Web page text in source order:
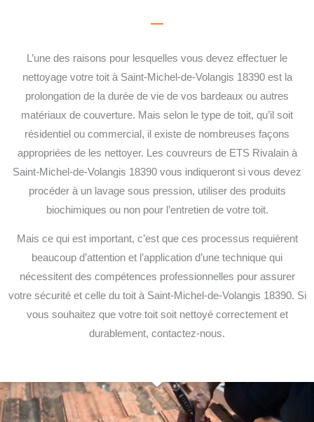
L’une des raisons pour lesquelles vous devez effectuer le
nettoyage votre toit à Saint-Michel-de-Volangis 18390 est la
prolongation de la durée de vie de vos bardeaux ou autres
matériaux de couverture. Mais selon le type de toit, qu’il soit
résidentiel ou commercial, il existe de nombreuses façons
appropriées de les nettoyer. Les couvreurs de ETS Rivalain à
Saint-Michel-de-Volangis 18390 vous indiqueront si vous devez
procéder à un lavage sous pression, utiliser des produits
biochimiques ou non pour l’entretien de votre toit.
Mais ce qui est important, c’est que ces processus requièrent
beaucoup d’attention et l’application d’une technique qui
nécessitent des compétences professionnelles pour assurer
votre sécurité et celle du toit à Saint-Michel-de-Volangis 18390. Si
vous souhaitez que votre toit soit nettoyé correctement et
durablement, contactez-nous.